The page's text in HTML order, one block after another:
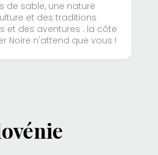
de sable, une nature
et des traditions
et des aventures : la côte
Noire n'attend que vous !